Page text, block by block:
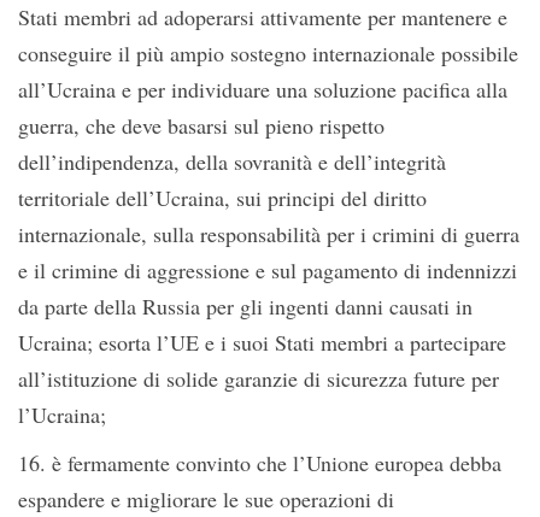
Stati membri ad adoperarsi attivamente per mantenere e
conseguire il più ampio sostegno internazionale possibile
all’Ucraina e per individuare una soluzione pacifica alla
guerra, che deve basarsi sul pieno rispetto
dell’indipendenza, della sovranità e dell’integrità
territoriale dell’Ucraina, sui principi del diritto
internazionale, sulla responsabilità per i crimini di guerra
e il crimine di aggressione e sul pagamento di indennizzi
da parte della Russia per gli ingenti danni causati in
Ucraina; esorta l’UE e i suoi Stati membri a partecipare
all’istituzione di solide garanzie di sicurezza future per
l’Ucraina;
16. è fermamente convinto che l’Unione europea debba
espandere e migliorare le sue operazioni di